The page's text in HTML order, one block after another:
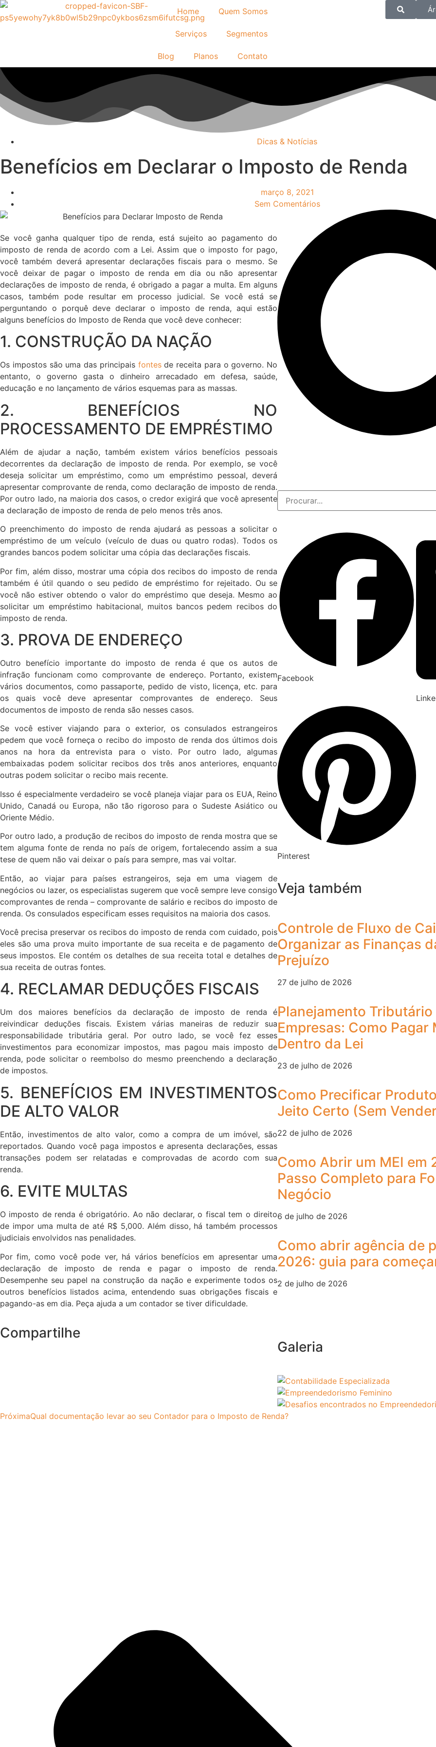
Home Quem Somos
Serviços Segmentos
Blog Planos Contato
Dicas & Notícias
Benefícios em Declarar o Imposto de Renda
março 8, 2021
Sem Comentários
Se você ganha qualquer tipo de renda, está sujeito ao pagamento do
imposto de renda de acordo com a Lei. Assim que o imposto for pago,
você também deverá apresentar declarações fiscais para o mesmo. Se
você deixar de pagar o imposto de renda em dia ou não apresentar
declarações de imposto de renda, é obrigado a pagar a multa. Em alguns
casos, também pode resultar em processo judicial. Se você está se
perguntando o porquê deve declarar o imposto de renda, aqui estão
alguns benefícios do Imposto de Renda que você deve conhecer:
1. CONSTRUÇÃO DA NAÇÃO
Os impostos são uma das principais fontesde receita para o governo. No
entanto, o governo gasta o dinheiro arrecadado em defesa, saúde,
educação e no lançamento de vários esquemas para as massas.
2. BENEFÍCIOS NO
PROCESSAMENTO DE EMPRÉSTIMO
Além de ajudar a nação, também existem vários benefícios pessoais
decorrentes da declaração de imposto de renda. Por exemplo, se você
deseja solicitar um empréstimo, como um empréstimo pessoal, deverá
apresentar comprovante de renda, como declaração de imposto de renda.
Por outro lado, na maioria dos casos, o credor exigirá que você apresente
a declaração de imposto de renda de pelo menos três anos.
O preenchimento do imposto de renda ajudará as pessoas a solicitar o
empréstimo de um veículo (veículo de duas ou quatro rodas). Todos os
grandes bancos podem solicitar uma cópia das declarações fiscais.
Por fim, além disso, mostrar uma cópia dos recibos do imposto de renda
também é útil quando o seu pedido de empréstimo for rejeitado. Ou se
você não estiver obtendo o valor do empréstimo que deseja. Mesmo ao
solicitar um empréstimo habitacional, muitos bancos pedem recibos do
imposto de renda.
3. PROVA DE ENDEREÇO
Outro benefício importante do imposto de renda é que os autos de
infração funcionam como comprovante de endereço. Portanto, existem
vários documentos, como passaporte, pedido de visto, licença, etc. para
os quais você deve apresentar comprovantes de endereço. Seus
documentos de imposto de renda são ​​nesses casos.
Se você estiver viajando para o exterior, os consulados estrangeiros
pedem que você forneça o recibo do imposto de renda dos últimos dois
anos na hora da entrevista para o visto. Por outro lado, algumas
embaixadas podem solicitar recibos dos três anos anteriores, enquanto
outras podem solicitar o recibo mais recente.
Isso é especialmente verdadeiro se você planeja viajar para os EUA, Reino
Unido, Canadá ou Europa, não tão rigoroso para o Sudeste Asiático ou
Oriente Médio.
Por outro lado, a produção de recibos do imposto de renda mostra que se
tem alguma fonte de renda no país de origem, fortalecendo assim a sua
tese de quem não vai deixar o país para sempre, mas vai voltar.
Então, ao viajar para países estrangeiros, seja em uma viagem de
negócios ou lazer, os especialistas sugerem que você sempre leve consigo
comprovantes de renda – comprovante de salário e recibos do imposto de
renda. Os consulados especificam esses requisitos na maioria dos casos.
Você precisa preservar os recibos do imposto de renda com cuidado, pois
eles são uma prova muito importante de sua receita e de pagamento de
seus impostos. Ele contém os detalhes de sua receita total e detalhes de
sua receita de outras fontes.
4. RECLAMAR DEDUÇÕES FISCAIS
Um dos maiores benefícios da declaração de imposto de renda é
reivindicar deduções fiscais. Existem várias maneiras de reduzir sua
responsabilidade tributária geral. Por outro lado, se você fez esses
investimentos para economizar impostos, mas pagou mais imposto de
renda, pode solicitar o reembolso do mesmo preenchendo a declaração
de impostos.
5. BENEFÍCIOS EM INVESTIMENTOS
DE ALTO VALOR
Então, investimentos de alto valor, como a compra de um imóvel, são
reportados. Quando você paga impostos e apresenta declarações, essas
transações podem ser relatadas e comprovadas de acordo com sua
renda.
6. EVITE MULTAS
O imposto de renda é obrigatório. Ao não declarar, o fiscal tem o direito
de impor uma multa de até R$ 5,000. Além disso, há também processos
judiciais envolvidos nas penalidades.
Por fim, como você pode ver, há vários benefícios em apresentar uma
declaração de imposto de renda e pagar o imposto de renda.
Desempenhe seu papel na construção da nação e experimente todos os
outros benefícios listados acima, entendendo suas obrigações fiscais e
pagando-as em dia. Peça ajuda a um contador se tiver dificuldade.
Compartilhe
Facebook
Pinterest
Veja também
Controle de Fluxo de
Organizar as Finanças
Prejuízo
27 de julho de 2026
Planejamento
Empresas: Como
Dentro da Lei
23 de julho de 2026
Como Precificar
Jeito Certo (Sem
22 de julho de 2026
Como Abrir um MEI em
Passo Completo para
Negócio
6 de julho de 2026
Como abrir agência de
2026: guia para
2 de julho de 2026
Galeria
PróximaQual documentação levar ao seu Contador para o Imposto de Renda?